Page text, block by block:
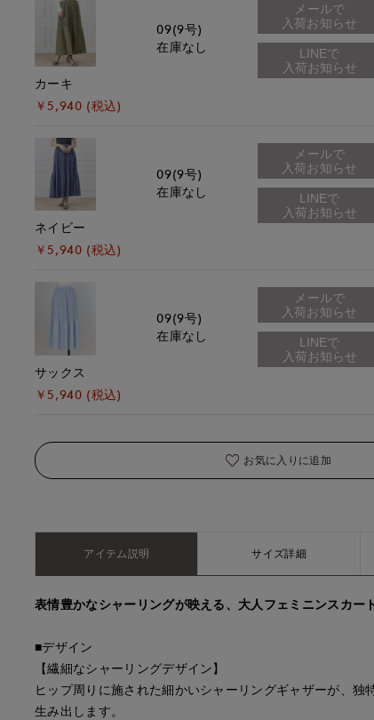
モデル身長:168cm 着用サイズ:09(M)
カーキ
￥5,940 (税込)
09(9号)
在庫なし
メールで
入荷お知らせ
ネイビー
￥5,940 (税込)
09(9号)
在庫なし
メールで
入荷お知らせ
サックス
￥5,940 (税込)
09(9号)
在庫なし
メールで
入荷お知らせ
お気に入りに追加
アイテム説明 サイズ詳細
表情豊かなシャーリングが映える、大人フェミニンスカート
■デザイン
【繊細なシャーリングデザイン】
ヒップ周りに施された細かいシャーリングギャザーが、独
生み出します。